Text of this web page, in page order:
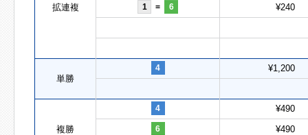
拡連複 1 = 6 ¥240
単勝
4 ¥1,200
複勝
4 ¥490
6 ¥490